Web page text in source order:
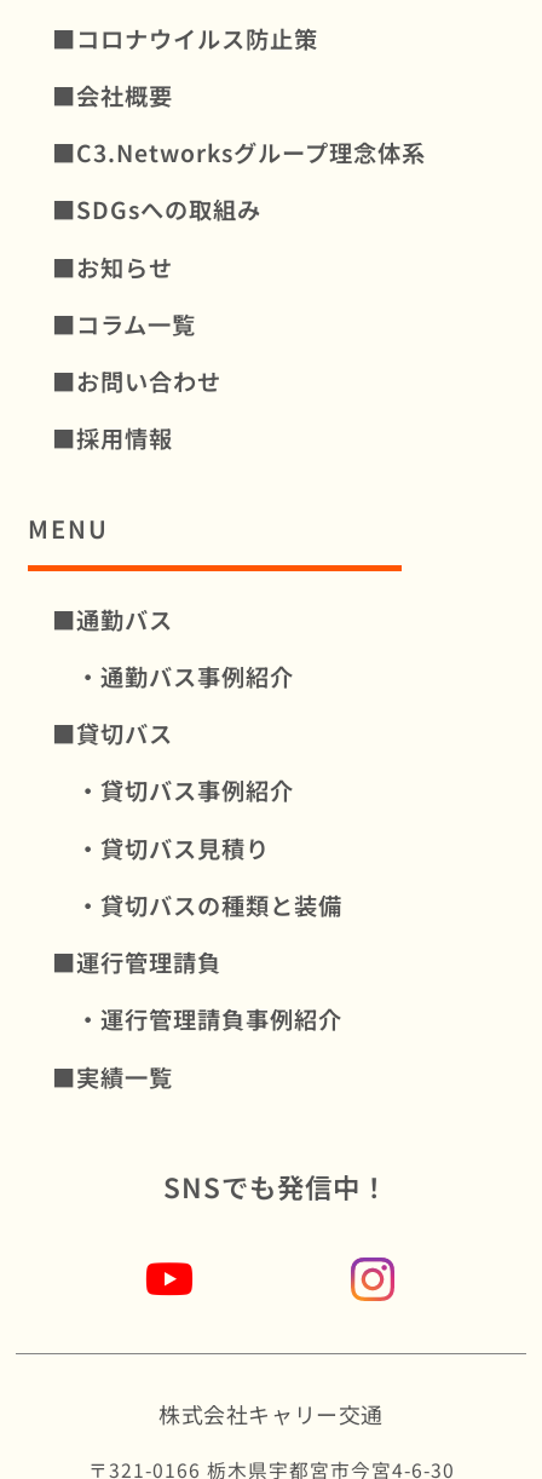
■コロナウイルス防⽌策
■会社概要
■C3.Networksグループ理念体系
■SDGsへの取組み
■お知らせ
■コラム一覧
■お問い合わせ
■採用情報
MENU
■通勤バス
・通勤バス事例紹介
■貸切バス
・貸切バス事例紹介
・貸切バス見積り
・貸切バスの種類と装備
■運行管理請負
・運行管理請負事例紹介
■実績一覧
SNSでも発信中！
株式会社キャリー交通
〒321-0166 栃木県宇都宮市今宮4-6-30